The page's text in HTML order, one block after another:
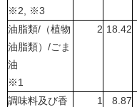
※2, ※3
油脂類/（植物
油脂類）/ごま
油
※1
2 18.42
調味料及び香
1 8.87